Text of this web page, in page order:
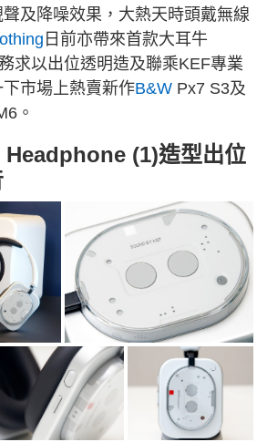
及降噪效果，大熱天時頭戴無線
日前亦帶來首款大耳牛
求以出位透明造及聯乘KEF專業
市場上熱賣新作B&W Px7 S3及
。
(1)造型出位